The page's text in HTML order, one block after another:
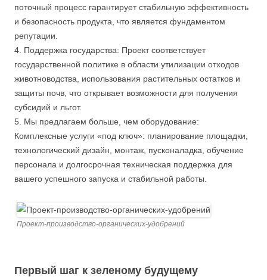
поточный процесс гарантирует стабильную эффективность
и безопасность продукта, что является фундаментом
репутации.
4. Поддержка государства: Проект соответствует
государственной политике в области утилизации отходов
животноводства, использования растительных остатков и
защиты почв, что открывает возможности для получения
субсидий и льгот.
5. Мы предлагаем больше, чем оборудование:
Комплексные услуги «под ключ»: планирование площадки,
технологический дизайн, монтаж, пусконаладка, обучение
персонала и долгосрочная техническая поддержка для
вашего успешного запуска и стабильной работы.
Проект-производство-органических-удобрений
Первый шаг к зеленому будущему